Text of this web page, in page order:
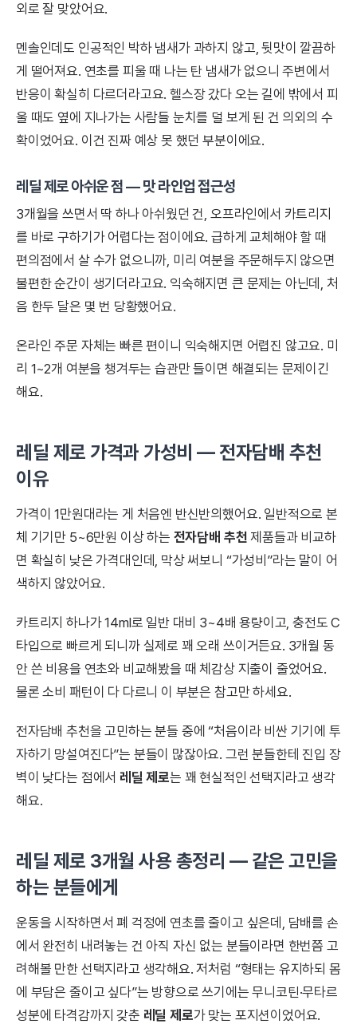
외로 잘 맞았어요.
멘솔인데도 인공적인 박하 냄새가 과하지 않고, 뒷맛이 깔끔하
게 떨어져요. 연초를 피울 때 나는 탄 냄새가 없으니 주변에서
반응이 확실히 다르더라고요. 헬스장 갔다 오는 길에 밖에서 피
울 때도 옆에 지나가는 사람들 눈치를 덜 보게 된 건 의외의 수
확이었어요. 이건 진짜 예상 못 했던 부분이에요.
레딜 제로 아쉬운 점 — 맛 라인업 접근성
3개월을 쓰면서 딱 하나 아쉬웠던 건, 오프라인에서 카트리지
를 바로 구하기가 어렵다는 점이에요. 급하게 교체해야 할 때
편의점에서 살 수가 없으니까, 미리 여분을 주문해두지 않으면
불편한 순간이 생기더라고요. 익숙해지면 큰 문제는 아닌데, 처
음 한두 달은 몇 번 당황했어요.
온라인 주문 자체는 빠른 편이니 익숙해지면 어렵진 않고요. 미
리 1~2개 여분을 챙겨두는 습관만 들이면 해결되는 문제이긴
해요.
레딜 제로 가격과 가성비 — 전자담배 추천
이유
가격이 1만원대라는 게 처음엔 반신반의했어요. 일반적으로 본
체 기기만 5~6만원 이상 하는 전자담배 추천 제품들과 비교하
면 확실히 낮은 가격대인데, 막상 써보니 “가성비”라는 말이 어
색하지 않았어요.
카트리지 하나가 14ml로 일반 대비 3~4배 용량이고, 충전도 C
타입으로 빠르게 되니까 실제로 꽤 오래 쓰이거든요. 3개월 동
안 쓴 비용을 연초와 비교해봤을 때 체감상 지출이 줄었어요.
물론 소비 패턴이 다 다르니 이 부분은 참고만 하세요.
전자담배 추천을 고민하는 분들 중에 “처음이라 비싼 기기에 투
자하기 망설여진다”는 분들이 많잖아요. 그런 분들한테 진입 장
벽이 낮다는 점에서 레딜 제로는 꽤 현실적인 선택지라고 생각
해요.
레딜 제로 3개월 사용 총정리 — 같은 고민을
하는 분들에게
운동을 시작하면서 폐 걱정에 연초를 줄이고 싶은데, 담배를 손
에서 완전히 내려놓는 건 아직 자신 없는 분들이라면 한번쯤 고
려해볼 만한 선택지라고 생각해요. 저처럼 “형태는 유지하되 몸
에 부담은 줄이고 싶다”는 방향으로 쓰기에는 무니코틴·무타르
성분에 타격감까지 갖춘 레딜 제로가 맞는 포지션이었어요.